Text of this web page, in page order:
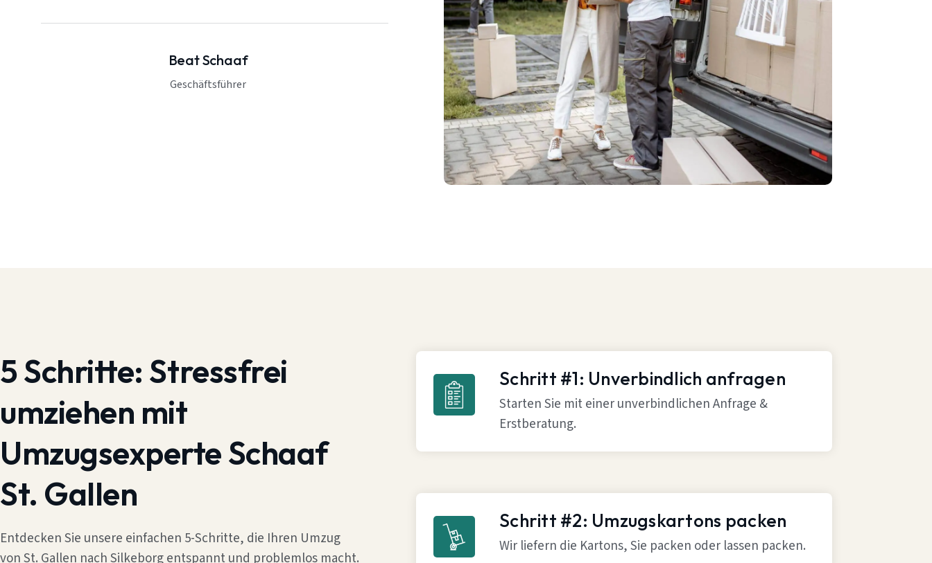
Beat Schaaf
Geschäftsführer
5 Schritte: Stressfrei
umziehen mit
Umzugsexperte Schaaf
St. Gallen
Entdecken Sie unsere einfachen 5-Schritte, die Ihren Umzug
von St. Gallen nach Silkeborg entspannt und problemlos macht.
Schritt #1: Unverbindlich anfragen
Starten Sie mit einer unverbindlichen Anfrage &
Erstberatung.
Schritt #2: Umzugskartons packen
Wir liefern die Kartons, Sie packen oder lassen packen.